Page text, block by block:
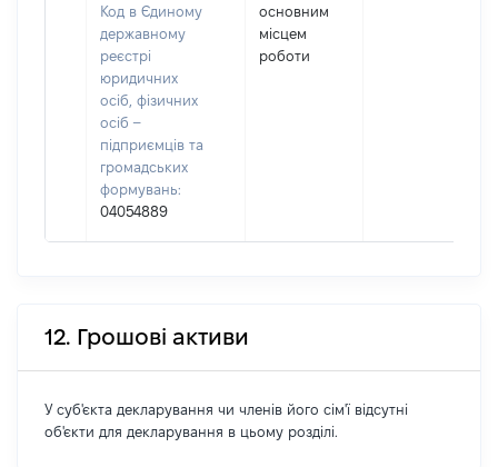
Код в Єдиному
державному
реєстрі
юридичних
осіб, фізичних
осіб –
підприємців та
громадських
формувань:
04054889
основним
місцем
роботи
12. Грошові активи
У суб'єкта декларування чи членів його сім'ї відсутні
об'єкти для декларування в цьому розділі.